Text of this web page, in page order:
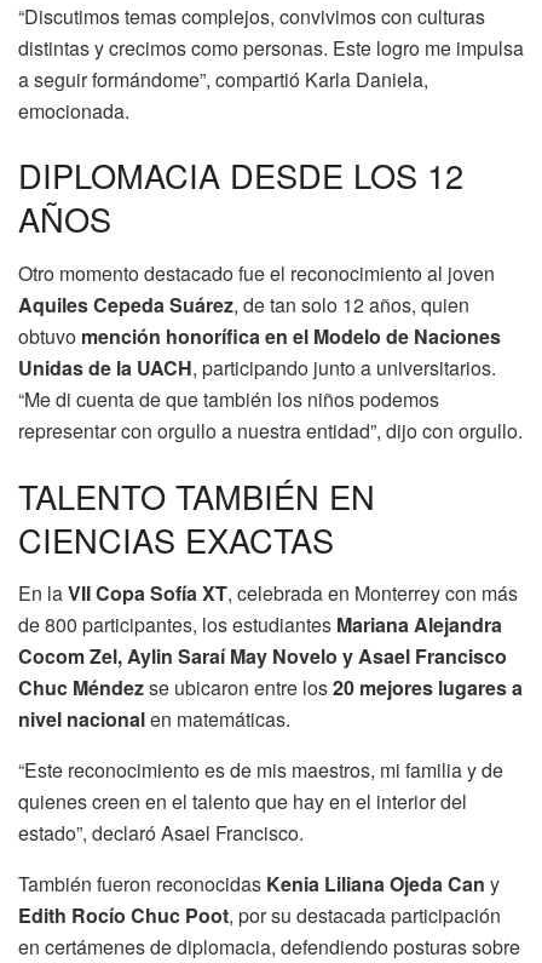
“Discutimos temas complejos, convivimos con culturas
distintas y crecimos como personas. Este logro me impulsa
a seguir formándome”, compartió Karla Daniela,
emocionada.
DIPLOMACIA DESDE LOS 12
AÑOS
Otro momento destacado fue el reconocimiento al joven
Aquiles Cepeda Suárez, de tan solo 12 años, quien
obtuvo mención honorífica en el Modelo de Naciones
Unidas de la UACH, participando junto a universitarios.
“Me di cuenta de que también los niños podemos
representar con orgullo a nuestra entidad”, dijo con orgullo.
TALENTO TAMBIÉN EN
CIENCIAS EXACTAS
En laVII Copa Sofía XT, celebrada en Monterrey con más
de 800 participantes, los estudiantes Mariana Alejandra
Cocom Zel, Aylin Saraí May Novelo y Asael Francisco
Chuc Méndezse ubicaron entre los20 mejores lugares a
nivel nacionalen matemáticas.
“Este reconocimiento es de mis maestros, mi familia y de
quienes creen en el talento que hay en el interior del
estado”, declaró Asael Francisco.
También fueron reconocidas Kenia Liliana Ojeda Can y
Edith Rocío Chuc Poot, por su destacada participación
en certámenes de diplomacia, defendiendo posturas sobre